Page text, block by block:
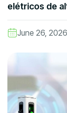
elétricos de
June 26, 2026